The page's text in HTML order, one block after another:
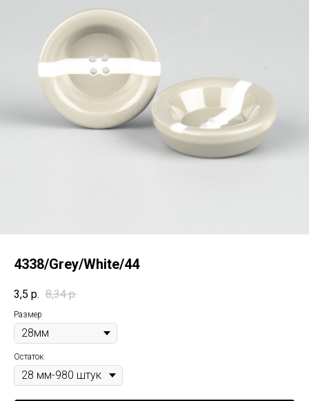
4338/Grey/White/44
3,5 р. 8,34 р.
Размер
Остаток